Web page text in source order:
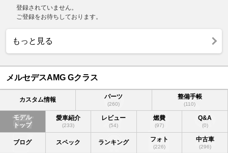
登録されていません。
ご登録をお待ちしております。
もっと見る
メルセデスAMG Gクラス
カスタム情報 パーツ
(260)
整備手帳
(110)
モデル
トップ
愛車紹介
(233)
レビュー
(54)
燃費
(97)
Q&A
(0)
ブログ スペック ランキング フォト
(226)
中古車
(296)